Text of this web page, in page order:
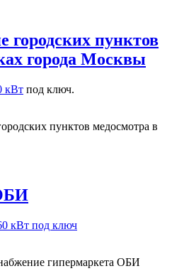
городских пунктов
города Москвы
кВт под ключ.
пунктов медосмотра в
кВт под ключ
гипермаркета ОБИ